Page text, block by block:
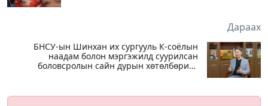
Дараах
БНСУ-ын Шинхан их сургууль К-соёлын
наадам болон мэргэжилд суурилсан
боловсролын сайн дурын хөтөлбөрийг